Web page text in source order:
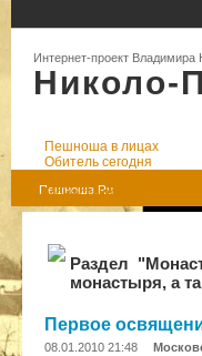
Интернет-проект
Николо-
Пешноша в лицах
Обитель сегодня
Монастырский архив
Пешноша.Ru
Раздел
монастыря, а
Первое
08.01.2010 21:48